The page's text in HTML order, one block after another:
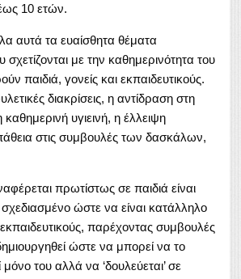
10 ετών.
αυτά τα ευαίσθητα θέματα
με την καθημερινότητα του
παιδιά, γονείς και εκπαιδευτικούς.
διακρίσεις, η αντίδραση στη
καθημερινή υγιεινή, η έλλειψη
στις συμβουλές των δασκάλων,
πρωτίστως σε παιδιά είναι
ώστε να είναι κατάλληλο
εκπαιδευτικούς, παρέχοντας συμβουλές
ώστε να μπορεί να το
μόνο του αλλά να ‘δουλεύεται’ σε